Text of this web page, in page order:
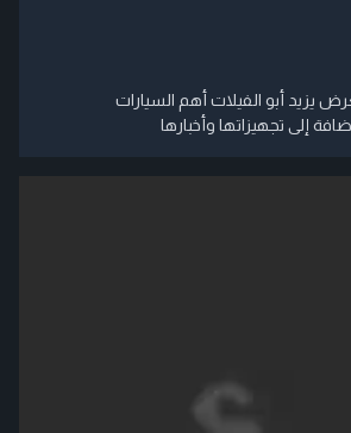
يزيد أبو الفيلات أهم السيارات
إلى تجهيزاتها وأخبارها